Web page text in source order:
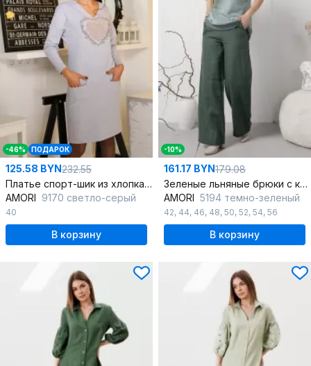
-46% ПОДАРОК
125.58 BYN232.55
Платье спорт-шик из хлопка с пушистым сердцем
AMORI 9170 светло-серый
40
В корзину
-10%
161.17 BYN179.08
Зеленые льняные брюки с карманами на резинке
AMORI 5194 темно-зеленый
42, 44, 46, 48, 50, 52, 54, 56
В корзину